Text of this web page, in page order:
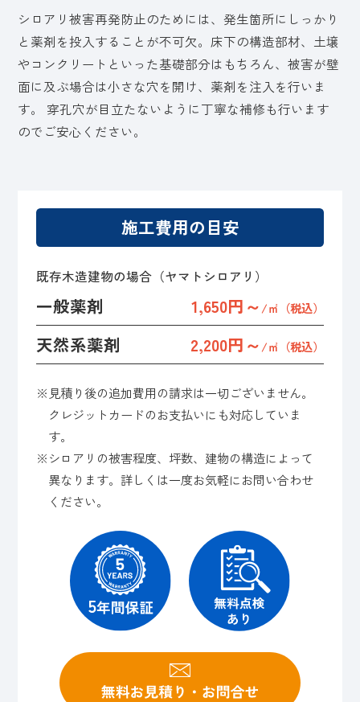
シロアリ被害再発防止のためには、発生箇所にしっかり
と薬剤を投入することが不可欠。床下の構造部材、土壌
やコンクリートといった基礎部分はもちろん、被害が壁
面に及ぶ場合は小さな穴を開け、薬剤を注入を行いま
す。 穿孔穴が目立たないように丁寧な補修も行います
のでご安心ください。
施工費用の目安
既存木造建物の場合（ヤマトシロアリ）
一般薬剤 1,650円～/㎡（税込）
天然系薬剤 2,200円～/㎡（税込）
※見積り後の追加費用の請求は一切ございません。
クレジットカードのお支払いにも対応していま
す。
※シロアリの被害程度、坪数、建物の構造によって
異なります。詳しくは一度お気軽にお問い合わせ
ください。